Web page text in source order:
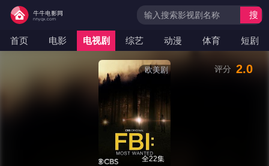
首页 电影 电视剧 综艺 动漫 体育 短剧
搜
欧美剧
全22集
评分 2.0